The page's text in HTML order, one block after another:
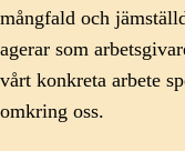
mångfald och
agerar som
vårt konkreta arbete
omkring oss.